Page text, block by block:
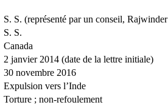
S. S. (représenté par un conseil,
S. S.
Canada
2 janvier 2014 (date de la lettre initiale)
30 novembre 2016
Expulsion vers l’Inde
Torture ; non-refoulement